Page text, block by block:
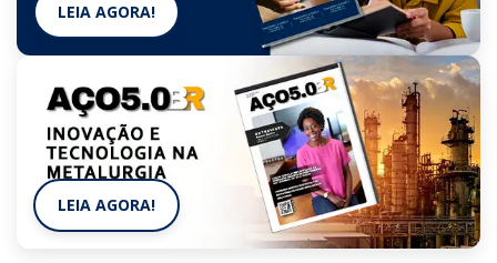
LEIA AGORA!
LEIA AGORA!